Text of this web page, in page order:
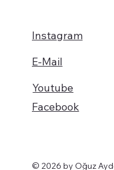
Instagram
Facebook
Youtube
E-Mail
© 2026 by Oğuz